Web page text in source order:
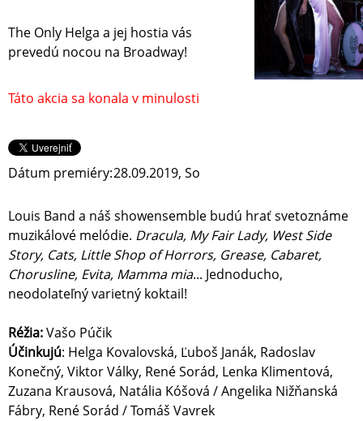
The Only Helga a jej hostia vás
prevedú nocou na Broadway!
Táto akcia sa konala v minulosti
Dátum premiéry:28.09.2019, So
Louis Band a náš showensemble budú hrať svetoznáme
muzikálové melódie. Dracula, My Fair Lady, West Side
Story, Cats, Little Shop of Horrors, Grease, Cabaret,
Chorusline, Evita, Mamma mia... Jednoducho,
neodolateľný varietný koktail!
Réžia:Vašo Púčik
Účinkujú: Helga Kovalovská, Ľuboš Janák, Radoslav
Konečný, Viktor Války, René Sorád, Lenka Klimentová,
Zuzana Krausová, Natália Kóšová / Angelika Nižňanská
Fábry, René Sorád / Tomáš Vavrek